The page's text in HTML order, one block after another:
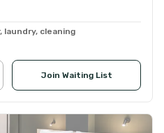
cleaning
Join Waiting List